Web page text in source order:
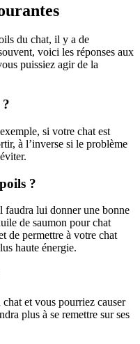
du chat, il y a de
voici les réponses aux
puissiez agir de la
si votre chat est
à l’inverse si le problème
?
faudra lui donner une bonne
de saumon pour chat
de permettre à votre chat
haute énergie.
et vous pourriez causer
plus à se remettre sur ses